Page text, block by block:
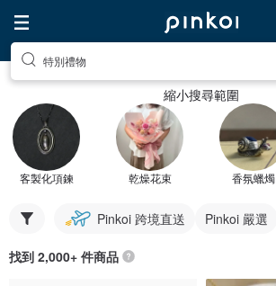
特別禮物
縮小搜尋範圍
客製化項鍊 乾燥花束 香氛蠟燭
Pinkoi 跨境直送 Pinkoi 嚴選
找到 2,000+ 件商品